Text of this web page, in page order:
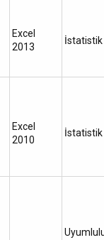
Excel
2013
İstatistik
Excel
2010
İstatistik